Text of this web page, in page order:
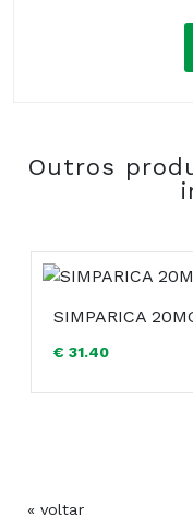
Outros
€ 31.40
« voltar